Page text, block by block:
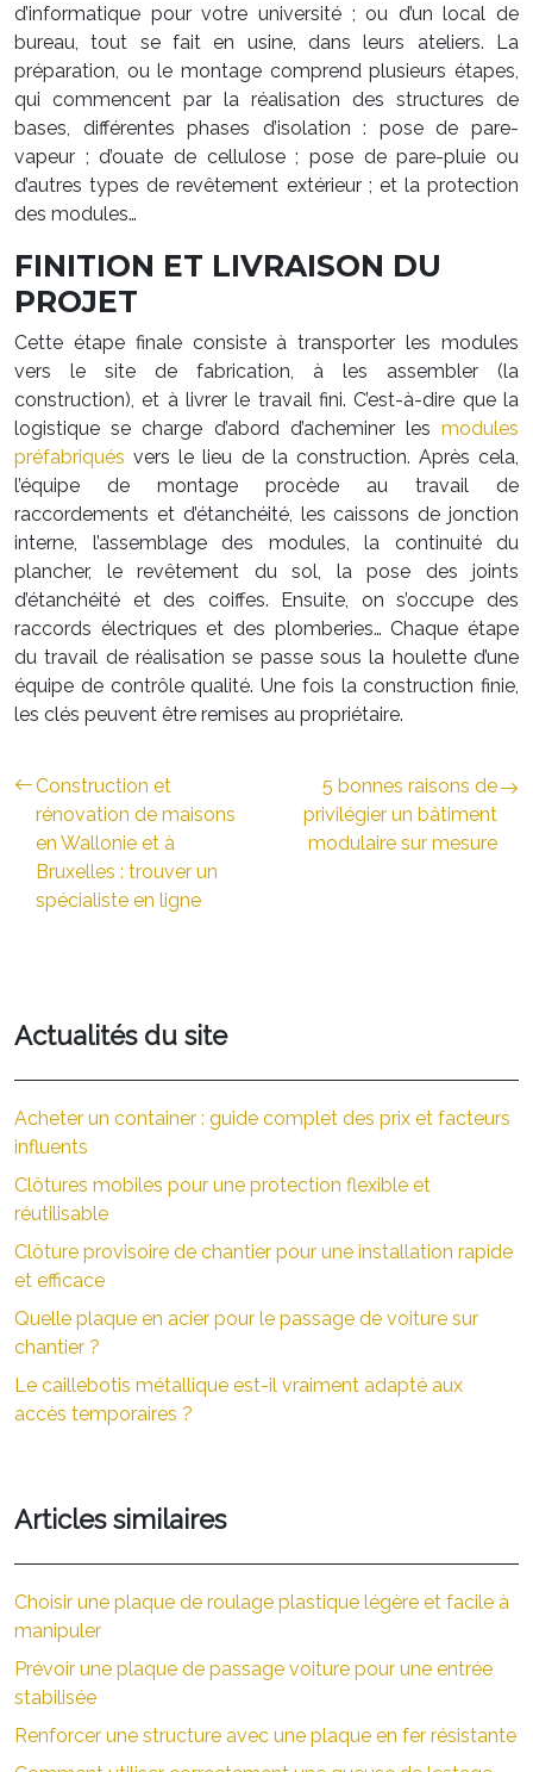
d’informatique pour votre université ; ou d’un local de
bureau, tout se fait en usine, dans leurs ateliers. La
préparation, ou le montage comprend plusieurs étapes,
qui commencent par la réalisation des structures de
bases, différentes phases d’isolation : pose de pare-
vapeur ; d’ouate de cellulose ; pose de pare-pluie ou
d’autres types de revêtement extérieur ; et la protection
des modules…
FINITION ET LIVRAISON DU
PROJET
Cette étape finale consiste à transporter les modules
vers le site de fabrication, à les assembler (la
construction), et à livrer le travail fini. C’est-à-dire que la
logistique se charge d’abord d’acheminer les modules
préfabriqués vers le lieu de la construction. Après cela,
l’équipe de montage procède au travail de
raccordements et d’étanchéité, les caissons de jonction
interne, l’assemblage des modules, la continuité du
plancher, le revêtement du sol, la pose des joints
d’étanchéité et des coiffes. Ensuite, on s’occupe des
raccords électriques et des plomberies… Chaque étape
du travail de réalisation se passe sous la houlette d’une
équipe de contrôle qualité. Une fois la construction finie,
les clés peuvent être remises au propriétaire.
Construction et
rénovation de maisons
en Wallonie et à
Bruxelles : trouver un
spécialiste en ligne
5 bonnes raisons de
privilégier un bâtiment
modulaire sur mesure
Actualités du site
Acheter un container : guide complet des prix et facteurs
influents
Clôtures mobiles pour une protection flexible et
réutilisable
Clôture provisoire de chantier pour une installation rapide
et efficace
Quelle plaque en acier pour le passage de voiture sur
chantier ?
Le caillebotis métallique est-il vraiment adapté aux
accès temporaires ?
Articles similaires
Choisir une plaque de roulage plastique légère et facile à
manipuler
Prévoir une plaque de passage voiture pour une entrée
stabilisée
Renforcer une structure avec une plaque en fer résistante